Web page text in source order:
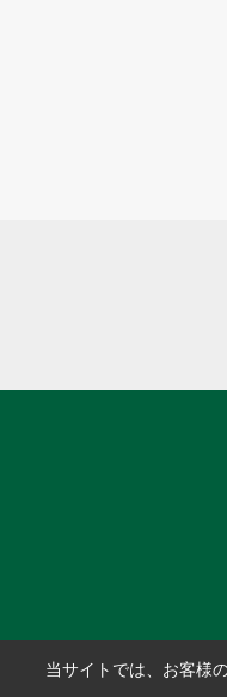
当サイトでは、お客様